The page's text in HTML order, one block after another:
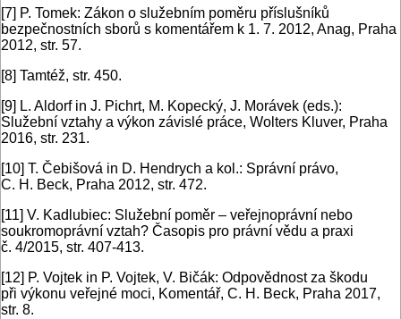
[7] P. Tomek: Zákon o služebním poměru příslušníků
bezpečnostních sborů s komentářem k 1. 7. 2012, Anag, Praha
2012, str. 57.
[8] Tamtéž, str. 450.
[9] L. Aldorf in J. Pichrt, M. Kopecký, J. Morávek (eds.):
Služební vztahy a výkon závislé práce, Wolters Kluver, Praha
2016, str. 231.
[10] T. Čebišová in D. Hendrych a kol.: Správní právo,
C. H. Beck, Praha 2012, str. 472.
[11] V. Kadlubiec: Služební poměr – veřejnoprávní nebo
soukromoprávní vztah? Časopis pro právní vědu a praxi
č. 4/2015, str. 407-413.
[12] P. Vojtek in P. Vojtek, V. Bičák: Odpovědnost za škodu
při výkonu veřejné moci, Komentář, C. H. Beck, Praha 2017,
str. 8.